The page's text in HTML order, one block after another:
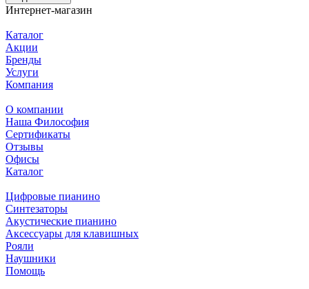
Интернет-магазин
Каталог
Акции
Бренды
Услуги
Компания
О компании
Наша Философия
Сертификаты
Отзывы
Офисы
Каталог
Цифровые пианино
Синтезаторы
Акустические пианино
Аксессуары для клавишных
Рояли
Наушники
Помощь